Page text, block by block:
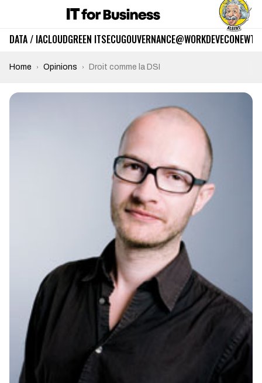
DATA / IACLOUDGREEN ITSECUGOUVERNANCE@WORKDEVECO
Home Opinions Droit comme la DSI